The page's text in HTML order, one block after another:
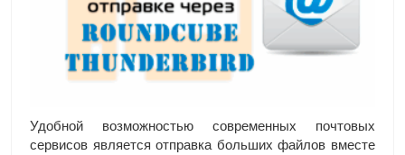
Удобной возможностью современных почтовых
сервисов является отправка больших файлов вместе